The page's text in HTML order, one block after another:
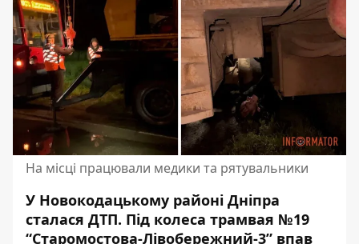
На місці працювали медики та рятувальники
У Новокодацькому районі Дніпра
сталася ДТП. Під колеса трамвая №19
“Старомостова-Лівобережний-3” впав